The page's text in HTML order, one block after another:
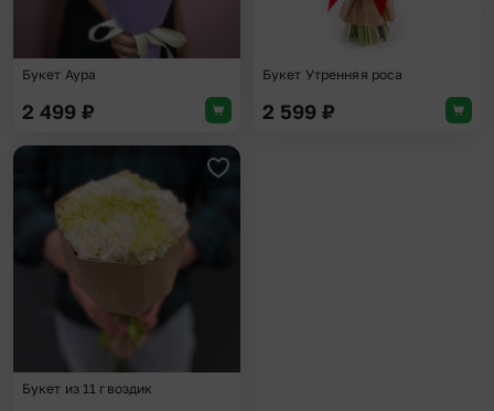
Букет Аура
2 499 ₽
Букет Утренняя роса
2 599 ₽
Букет из 11 гвоздик